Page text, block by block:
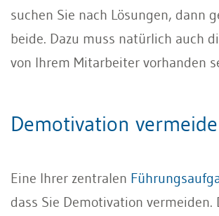
suchen Sie nach Lösungen, dann
beide. Dazu muss natürlich auch
von Ihrem Mitarbeiter vorhanden
Demotivation
Eine Ihrer zentralen
dass Sie Demotivation vermeiden.